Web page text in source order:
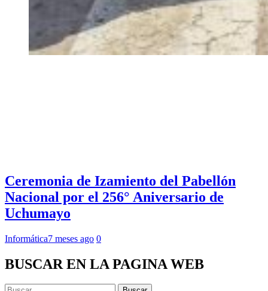
Ceremonia de Izamiento del Pabellón
Nacional por el 256° Aniversario de
Uchumayo
Informática7 meses ago 0
BUSCAR EN LA PAGINA WEB
Buscar: